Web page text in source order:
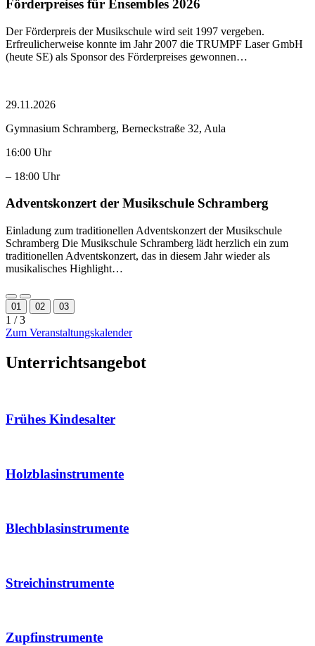
Förderpreises für Ensembles 2026
Der Förderpreis der Musikschule wird seit 1997 vergeben.
Erfreulicherweise konnte im Jahr 2007 die TRUMPF Laser GmbH
(heute SE) als Sponsor des Förderpreises gewonnen…
29.11.2026
Gymnasium Schramberg, Berneckstraße 32, Aula
16:00 Uhr
– 18:00 Uhr
Adventskonzert der Musikschule Schramberg
Einladung zum traditionellen Adventskonzert der Musikschule
Schramberg Die Musikschule Schramberg lädt herzlich ein zum
traditionellen Adventskonzert, das in diesem Jahr wieder als
musikalisches Highlight…
01 02 03
1 / 3
Zum Veranstaltungskalender
Unterrichtsangebot
Frühes Kindesalter
Holzblasinstrumente
Blechblasinstrumente
Streichinstrumente
Zupfinstrumente